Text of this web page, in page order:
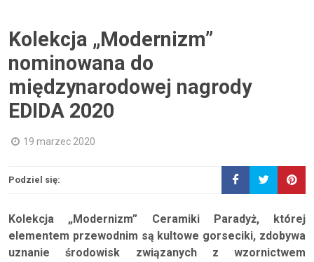
Kolekcja „Modernizm”
nominowana do
międzynarodowej nagrody
EDIDA 2020
19 marzec 2020
Podziel się:
Kolekcja „Modernizm” Ceramiki Paradyż, której
elementem przewodnim są kultowe gorseciki, zdobywa
uznanie środowisk związanych z wzornictwem